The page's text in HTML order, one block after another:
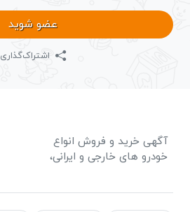
عضو شوید
اشتراک‌گذاری
آگهی خرید و فروش انواع
خودرو های خارجی و ایرانی،